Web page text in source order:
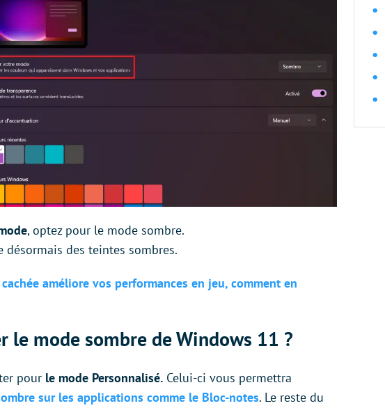
, optez pour le mode sombre.
désormais des teintes sombres.
améliore vos performances en jeu, comment en
le mode sombre de Windows 11 ?
pour le mode Personnalisé. Celui-ci vous permettra
sur les applications comme le Bloc-notes. Le reste du